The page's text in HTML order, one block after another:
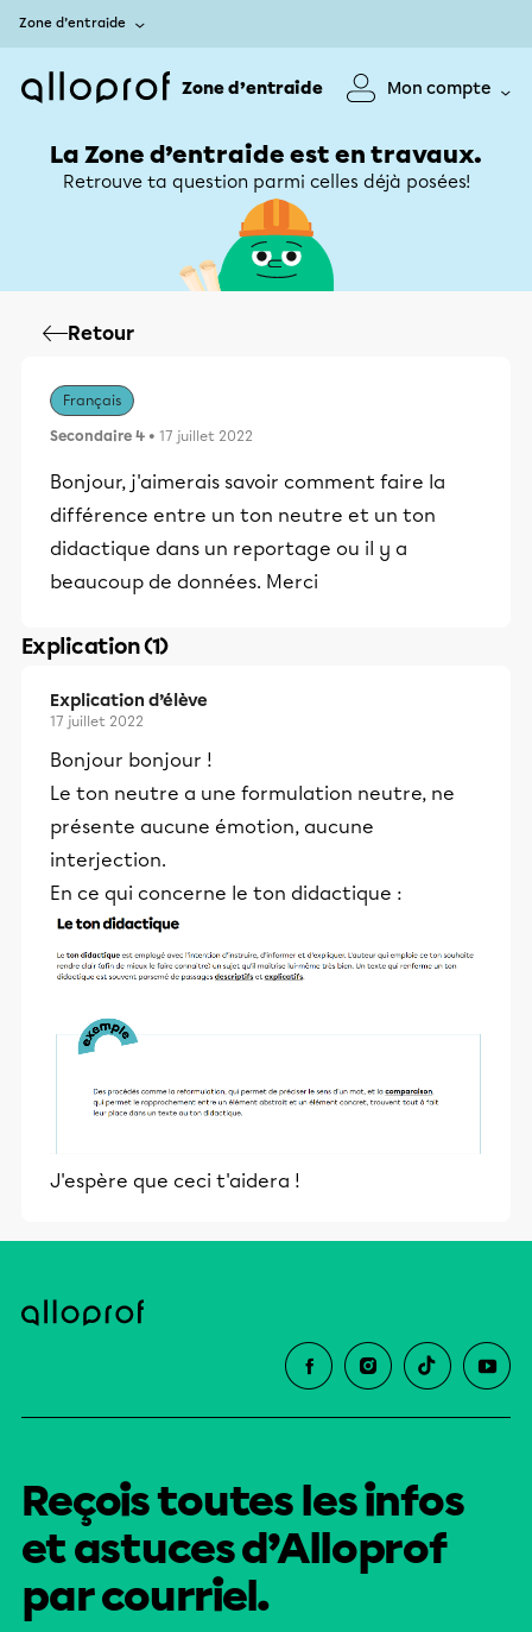
Zone d’entraide
Zone d’entraide Mon compte
La Zone d’entraide est en travaux.
Retrouve ta question parmi celles déjà posées!
Retour
Français
Secondaire 4 • 17 juillet 2022
Bonjour, j'aimerais savoir comment faire la
différence entre un ton neutre et un ton
didactique dans un reportage ou il y a
beaucoup de données. Merci
Explication (1)
Explication d’élève
17 juillet 2022
Bonjour bonjour !
Le ton neutre a une formulation neutre, ne
présente aucune émotion, aucune
interjection.
En ce qui concerne le ton didactique :
J'espère que ceci t'aidera !
Reçois toutes les infos
et astuces d’Alloprof
par courriel.